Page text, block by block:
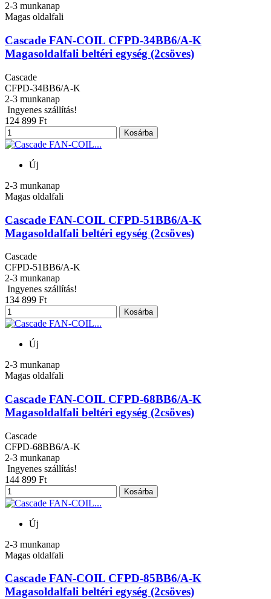
2-3 munkanap
Magas oldalfali
Cascade FAN-COIL CFPD-34BB6/A-K
Magasoldalfali beltéri egység (2csöves)
Cascade
CFPD-34BB6/A-K
2-3 munkanap
Ingyenes szállítás!
124 899 Ft
Kosárba
Új
2-3 munkanap
Magas oldalfali
Cascade FAN-COIL CFPD-51BB6/A-K
Magasoldalfali beltéri egység (2csöves)
Cascade
CFPD-51BB6/A-K
2-3 munkanap
Ingyenes szállítás!
134 899 Ft
Kosárba
Új
2-3 munkanap
Magas oldalfali
Cascade FAN-COIL CFPD-68BB6/A-K
Magasoldalfali beltéri egység (2csöves)
Cascade
CFPD-68BB6/A-K
2-3 munkanap
Ingyenes szállítás!
144 899 Ft
Kosárba
Új
2-3 munkanap
Magas oldalfali
Cascade FAN-COIL CFPD-85BB6/A-K
Magasoldalfali beltéri egység (2csöves)